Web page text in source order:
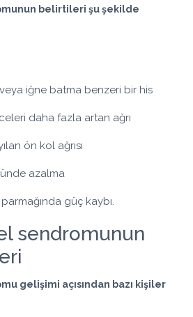
belirtileri şu şekilde
veya iğne batma benzeri bir his
daha fazla artan ağrı
ön kol ağrısı
azalma
güç kaybı.
sendromunun
gelişimi açısından bazı kişiler